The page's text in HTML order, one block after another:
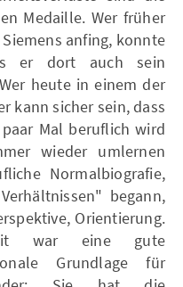
Medaille. Wer früher
anfing, konnte
er dort auch sein
heute in einem der
kann sicher sein, dass
Mal beruflich wird
wieder umlernen
Normalbiografie,
begann,
Orientierung.
war eine gute
Grundlage für